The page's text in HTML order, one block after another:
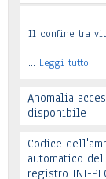
Il confine tra
… Leggi tutto
Anomalia
disponibile
Codice
automatico
registro INI-